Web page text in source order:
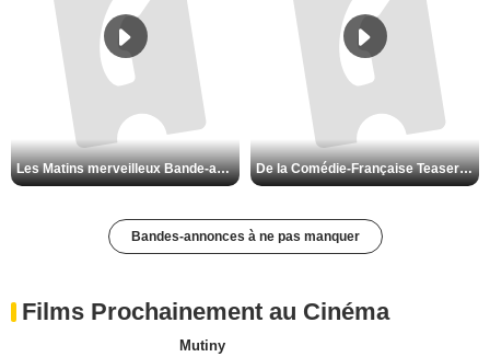
Les Matins merveilleux Bande-annonce VF De la Comédie-Française Teaser VF
Bandes-annonces à ne pas manquer
Films Prochainement au Cinéma
Mutiny